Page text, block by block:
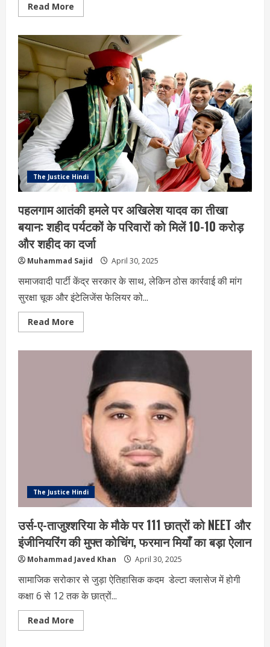
Read More
more
पर
ऐतिहासिक
फैसला:
90
फीसद
पीडीए
एकजुटता
की
100
फीसद
जीत
:सपा
The Justice Hindi
पहलगाम आतंकी हमले पर अखिलेश यादव का तीखा
बयान: शहीद पर्यटकों के परिवारों को मिलें 10-10 करोड़
और शहीद का दर्जा
Muhammad Sajid April 30, 2025
समाजवादी पार्टी केंद्र सरकार के साथ, लेकिन ठोस कार्रवाई की मांग
सुरक्षा चूक और इंटेलिजेंस फेलियर को...
Read More
more
अखिलेश
यादव
तीखा
बयान:
शहीद
पर्यटकों
परिवारों
करोड़
और
शहीद
दर्जा
The Justice Hindi
उर्स-ए-ताजुश्शरिया के मौके पर 111 छात्रों को NEET और
इंजीनियरिंग की मुफ्त कोचिंग, फरमान मियाँ का बड़ा ऐलान
Mohammad Javed Khan April 30, 2025
सामाजिक सरोकार से जुड़ा ऐतिहासिक कदम डेल्टा क्लासेज में होगी
कक्षा 6 से 12 तक के छात्रों...
Read More
more